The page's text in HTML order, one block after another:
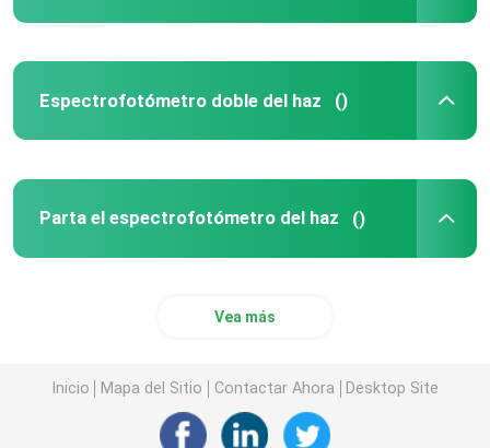
Piezas del espectrofotómetro
Espectrofotómetro doble del haz ()
Parta el espectrofotómetro del haz ()
Vea más
Inicio Mapa del Sitio Contactar Ahora Desktop Site